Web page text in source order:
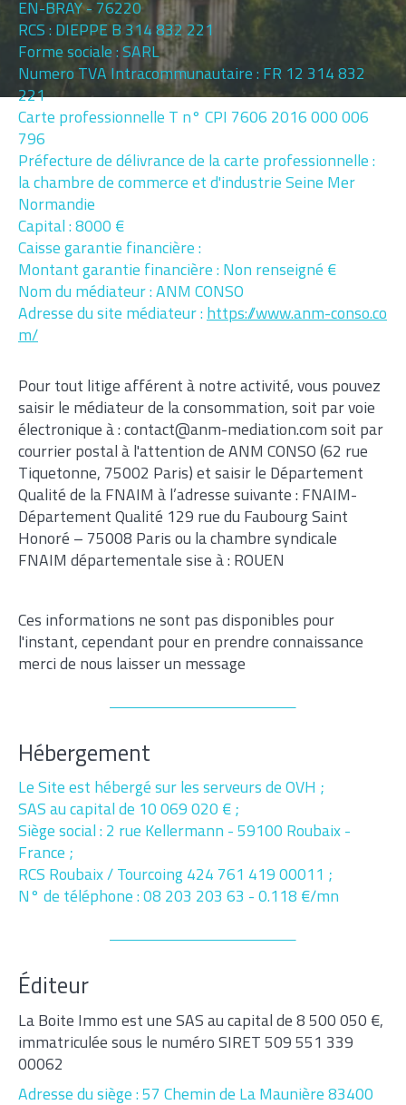
EN-BRAY - 76220
RCS : DIEPPE B 314 832 221
Forme sociale : SARL
Numero TVA Intracommunautaire : FR 12 314 832
221
Carte professionnelle T n° CPI 7606 2016 000 006
796
Préfecture de délivrance de la carte professionnelle :
la chambre de commerce et d'industrie Seine Mer
Normandie
Capital : 8000 €
Caisse garantie financière :
Montant garantie financière : Non renseigné €
Nom du médiateur : ANM CONSO
Adresse du site médiateur : https://www.anm-conso.co
m/
Pour tout litige afférent à notre activité, vous pouvez
saisir le médiateur de la consommation, soit par voie
électronique à : contact@anm-mediation.com soit par
courrier postal à l'attention de ANM CONSO (62 rue
Tiquetonne, 75002 Paris) et saisir le Département
Qualité de la FNAIM à l’adresse suivante : FNAIM-
Département Qualité 129 rue du Faubourg Saint
Honoré – 75008 Paris ou la chambre syndicale
FNAIM départementale sise à : ROUEN
Ces informations ne sont pas disponibles pour
l'instant, cependant pour en prendre connaissance
merci de nous laisser un message
Hébergement
Le Site est hébergé sur les serveurs de OVH ;
SAS au capital de 10 069 020 € ;
Siège social : 2 rue Kellermann - 59100 Roubaix -
France ;
RCS Roubaix / Tourcoing 424 761 419 00011 ;
N° de téléphone : 08 203 203 63 - 0.118 €/mn
Éditeur
La Boite Immo est une SAS au capital de 8 500 050 €,
immatriculée sous le numéro SIRET 509 551 339
00062
Adresse du siège : 57 Chemin de La Maunière 83400
Pièces
Localisation
Surface
Parking Terrasse Piscine
FILTRER PAR
Coups De Coeur Exclusivités Nouveautés
RECHERCHER